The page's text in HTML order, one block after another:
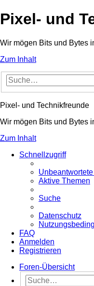
Pixel- und
Wir mögen Bits und Bytes
Zum Inhalt
Pixel- und Technikfreunde
Wir mögen Bits und Bytes
Zum Inhalt
Schnellzugriff
Aktive Themen
Suche
Datenschutz
FAQ
Anmelden
Registrieren
Foren-Übersicht